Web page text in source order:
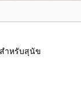
ำหรับสุนัข